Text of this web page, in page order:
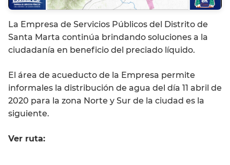
La Empresa de Servicios Públicos del Distrito de
Santa Marta continúa brindando soluciones a la
ciudadanía en beneficio del preciado líquido.
El área de acueducto de la Empresa permite
informales la distribución de agua del día 11 abril de
2020 para la zona Norte y Sur de la ciudad es la
siguiente.
Ver ruta: